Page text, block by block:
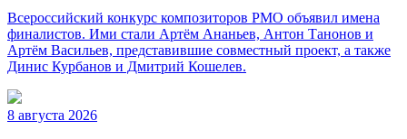
Всероссийский конкурс композиторов РМО объявил имена
финалистов. Ими стали Артём Ананьев, Антон Танонов и
Артём Васильев, представившие совместный проект, а также
Динис Курбанов и Дмитрий Кошелев.
8 августа 2026